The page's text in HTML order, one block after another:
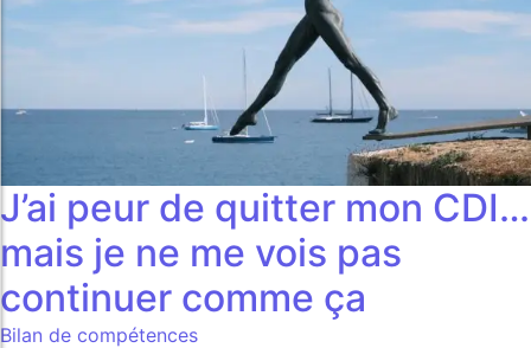
J’ai peur de quitter mon CDI…
mais je ne me vois pas
continuer comme ça
Bilan de compétences